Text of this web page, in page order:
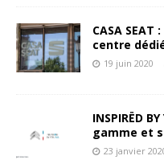
CASA
centre
19 juin 2020
INSPIRËD
gamme et
23 janvier